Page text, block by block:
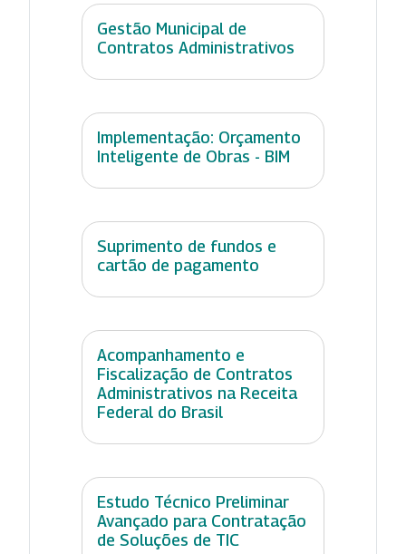
Gestão Municipal de
Contratos Administrativos
Implementação: Orçamento
Inteligente de Obras - BIM
Suprimento de fundos e
cartão de pagamento
Acompanhamento e
Fiscalização de Contratos
Administrativos na Receita
Federal do Brasil
Estudo Técnico Preliminar
Avançado para Contratação
de Soluções de TIC